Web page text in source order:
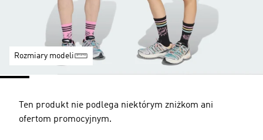
Rozmiary modeli
Ten produkt nie podlega niektórym zniżkom ani
ofertom promocyjnym.